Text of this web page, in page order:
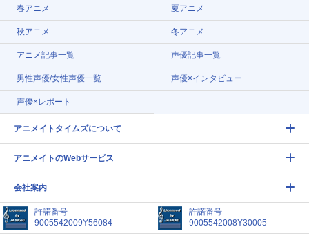
春アニメ 夏アニメ
秋アニメ 冬アニメ
アニメ記事一覧 声優記事一覧
男性声優/女性声優一覧 声優×インタビュー
声優×レポート
アニメイトタイムズについて
アニメイトのWebサービス
会社案内
許諾番号
9005542009Y56084
許諾番号
9005542008Y30005